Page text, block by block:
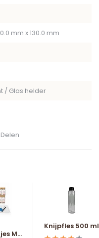
mm x 130.0 mm
/ Glas helder
Delen
M...
Knijpfles 500 ml